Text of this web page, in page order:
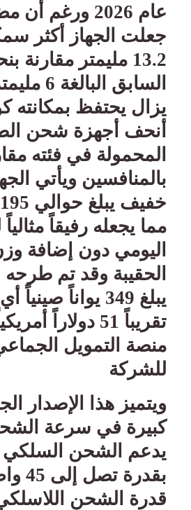
عام 2026 ورغم
جعلت الجهاز أكثر
13.2 مليمتر مقارنة
السابق
يزال يحتفظ بمكانته
أنحف أجهزة شحن
المحمولة في فئته
بالمنافسين ويأتي
مما يجعله رفيقاً مثالياً
اليومي دون إضافة
الحقيبة وقد تم طرحه
يبلغ 349 يواناً
تقريباً 51 دولاراً
منصة التمويل الجماعي
للشركة
ويتميز هذا الإصدار
كبيرة في سرعة
يدعم الشحن السلكي
قدرة الشحن